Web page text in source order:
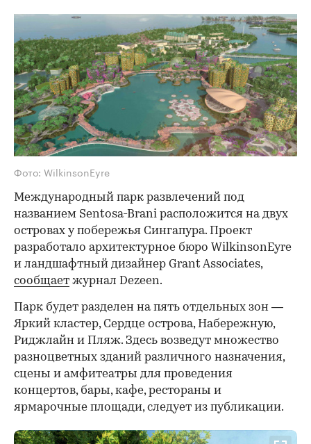
Фото: WilkinsonEyre
Международный парк развлечений под
названием Sentosa-Brani расположится на двух
островах у побережья Сингапура. Проект
разработало архитектурное бюро WilkinsonEyre
и ландшафтный дизайнер Grant Associates,
сообщает журнал Dezeen.
Парк будет разделен на пять отдельных зон —
Яркий кластер, Сердце острова, Набережную,
Риджлайн и Пляж. Здесь возведут множество
разноцветных зданий различного назначения,
сцены и амфитеатры для проведения
концертов, бары, кафе, рестораны и
ярмарочные площади, следует из публикации.